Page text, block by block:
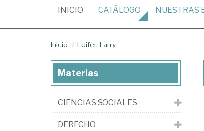
INICIO (CURRENT)
CATÁLOGO NUESTRAS
Inicio Leifer, Larry
Materias
CIENCIAS SOCIALES
DERECHO